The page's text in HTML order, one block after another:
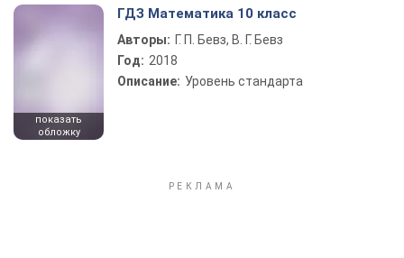
показать
обложку
ГДЗ Математика 10 класс
Авторы: Г. П. Бевз, В. Г. Бевз
Год: 2018
Описание: Уровень стандарта